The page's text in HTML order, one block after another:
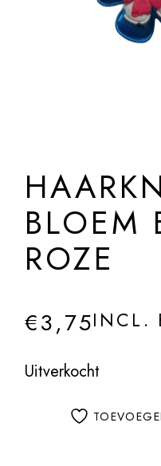
BLOEM
ROZE
€3,75INCL.
Uitverkocht